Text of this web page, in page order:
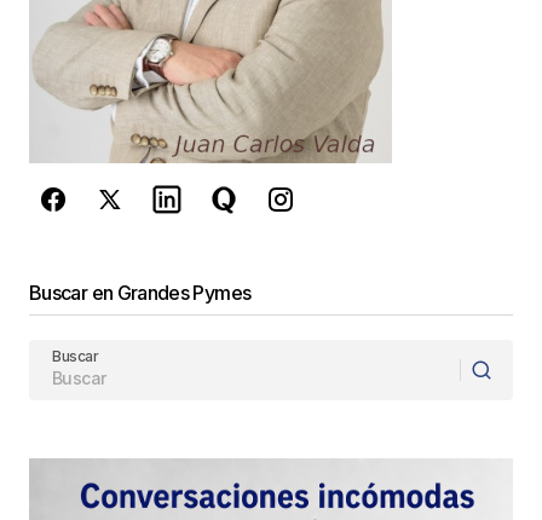
Este sitio esta protegido por
reCAPTCHA y laPolítica de
privacidad y los Términos del servicio
Buscar en Grandes Pymes
Buscar